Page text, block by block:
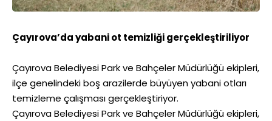
Çayırova’da yabani ot temizliği gerçekleştiriliyor
Çayırova Belediyesi Park ve Bahçeler Müdürlüğü ekipleri,
ilçe genelindeki boş arazilerde büyüyen yabani otları
temizleme çalışması gerçekleştiriyor.
Çayırova Belediyesi Park ve Bahçeler Müdürlüğü ekipleri,